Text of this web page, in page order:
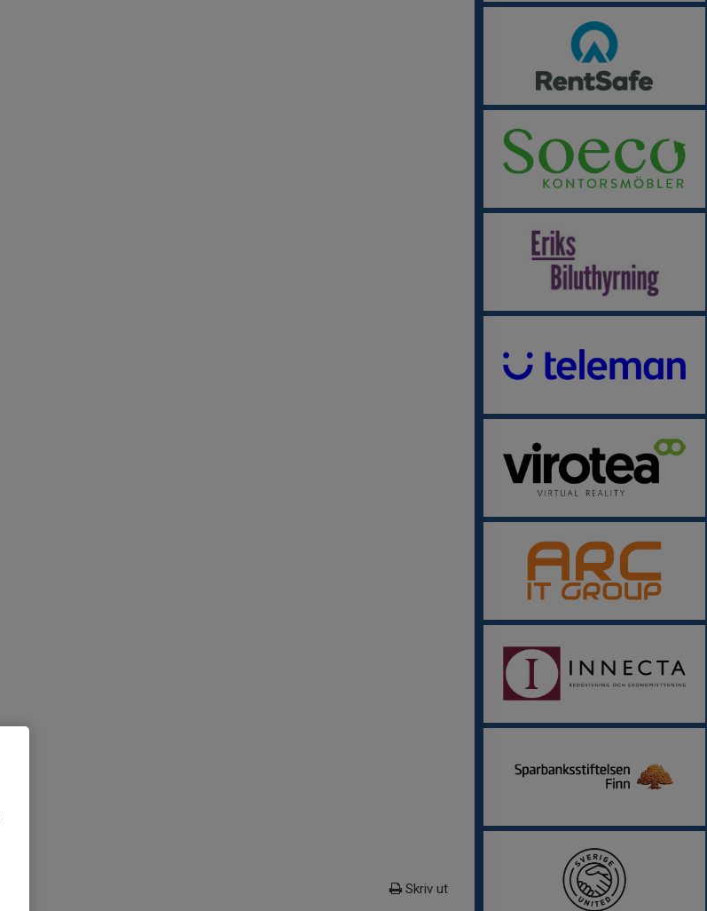
Skriv ut